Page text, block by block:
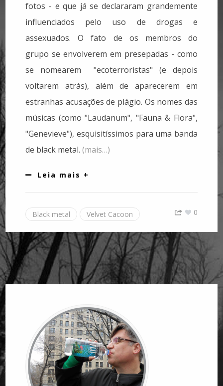
fotos - e que já se declararam grandemente
influenciados pelo uso de drogas e
assexuados. O fato de os membros do
grupo se envolverem em presepadas - como
se nomearem "ecoterroristas" (e depois
voltarem atrás), além de aparecerem em
estranhas acusações de plágio. Os nomes das
músicas (como "Laudanum", "Fauna & Flora",
"Genevieve"), esquisitíssimos para uma banda
de black metal.(mais…)
Leia mais +
Black metal Velvet Cacoon 0